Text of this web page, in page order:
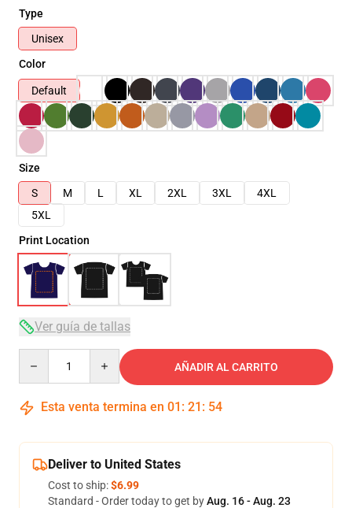
Type
Unisex
Color
Default
Size
S
M L XL 2XL 3XL
4XL
5XL
Print Location
Ver guía de tallas
AÑADIR AL CARRITO
Esta venta termina en 01 : 21 : 54
Deliver to United States
Cost to ship:$6.99
Standard - Order today to get byAug. 16 - Aug. 23